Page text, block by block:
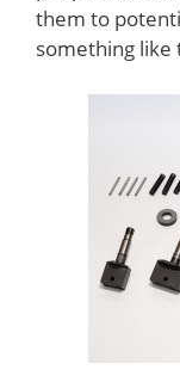
them to
something like